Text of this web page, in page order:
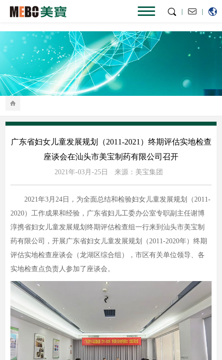
|
|
广东省妇女儿童发展规划（2011-2021）终期评估实地检查
座谈会在汕头市美宝制药有限公司召开
2021年-03月-25日 来源：美宝集团
2021年3月24日，为全面总结和检验妇女儿童发展规划（2011-
2020）工作成果和经验，广东省妇儿工委办公室专职副主任谢博
淳携省妇女儿童发展规划终期评估检查组一行来到汕头市美宝制
药有限公司，开展广东省妇女儿童发展规划（2011-2020年）终期
评估实地检查座谈会（龙湖区综合组），市区有关单位领导、各
实地检查点负责人参加了座谈会。